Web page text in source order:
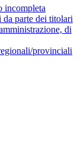
incompleta
parte dei titolari
di
provinciali